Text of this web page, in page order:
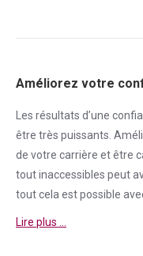
Améliorez votre
Les résultats d’une
être très puissants.
de votre carrière et être
tout inaccessibles peut
tout cela est possible
Lire plus …